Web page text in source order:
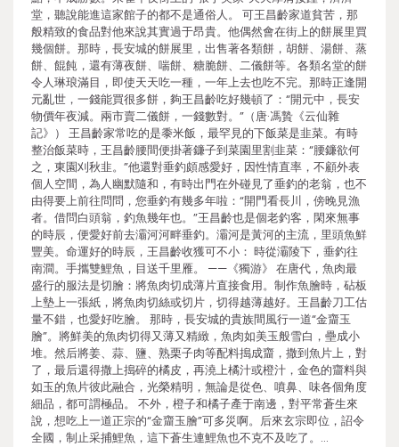
堂，聽說能進這家館子的都不是通俗人。 可王昌齡家道貧苦，那
般精致的食品對他來說其實過于昂貴。他偶然會在街上的餅展里買
幾個餅。那時，長安城的餅展里，出售著各類餅，胡餅、湯餅、蒸
餅、餛飩，還有薄夜餅、喘餅、糖脆餅、二儀餅等。各類名堂的餅
令人琳琅滿目，即使天天吃一種，一年上去也吃不完。那時正逢開
元亂世，一錢能買很多餅，夠王昌齡吃好幾頓了：“開元中，長安
物價年夜減。兩市賣二儀餅，一錢數對。”（唐·馮贄《云仙雜
記》） 王昌齡家常吃的是黍米飯，最罕見的下飯菜是韭菜。有時
整治飯菜時，王昌齡腰間便掛著鐮子到菜園里割韭菜：“腰鐮欲何
之，東園刈秋韭。”他還對垂釣頗感愛好，因性情直率，不顧外表
個人空間，為人幽默隨和，有時出門在外碰見了垂釣的老翁，也不
由得要上前往問問，您垂釣有幾多年啦：“開門看長川，傍晚見漁
者。借問白頭翁，釣魚幾年也。”王昌齡也是個老釣客，閑來無事
的時辰，便愛好前去灞河河畔垂釣。灞河是黃河的主流，里頭魚鮮
豐美。命運好的時辰，王昌齡收獲可不小： 時從灞陵下，垂釣往
南澗。手攜雙鯉魚，目送千里雁。 ——《獨游》 在唐代，魚肉最
盛行的服法是切膾：將魚肉切成薄片直接食用。制作魚膾時，砧板
上墊上一張紙，將魚肉切絲或切片，切得越薄越好。王昌齡刀工估
量不錯，也愛好吃膾。 那時，長安城的貴族間風行一道“金齏玉
膾”。將鮮美的魚肉切得又薄又精緻，魚肉如美玉般雪白，壘成小
堆。然后將姜、蒜、鹽、熟栗子肉等配料搗成齏，撒到魚片上，對
了，最后還得撒上搗碎的橘皮，再澆上橘汁或橙汁，金色的齏料與
如玉的魚片彼此融合，光榮精明，無論是從色、噴鼻、味各個角度
細品，都可謂極品。 不外，橙子和橘子產于南邊，對平常蒼生來
說，想吃上一道正宗的“金齏玉膾”可多災啊。后來玄宗即位，詔令
全國，制止采捕鯉魚，這下蒼生連鯉魚也不克不及吃了。…